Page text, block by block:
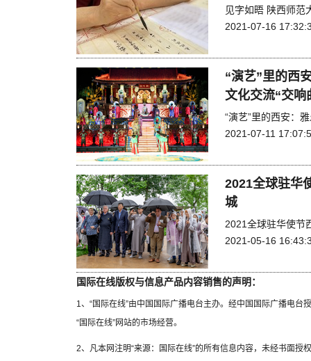
见字如晤 陕西师范
2021-07-16
“演艺”里的西
文化交流“交响
“演艺”里的西安：
2021-07-11
2021全球驻华
城
2021全球驻华使节
2021-05-16
国际在线版权与信息产品内容销售的声明：
1、“国际在线”由中国国际广播电台主办。经中国国际广播电
“国际在线”网站的市场经营。
2、凡本网注明“来源：国际在线”的所有信息内容，未经书面